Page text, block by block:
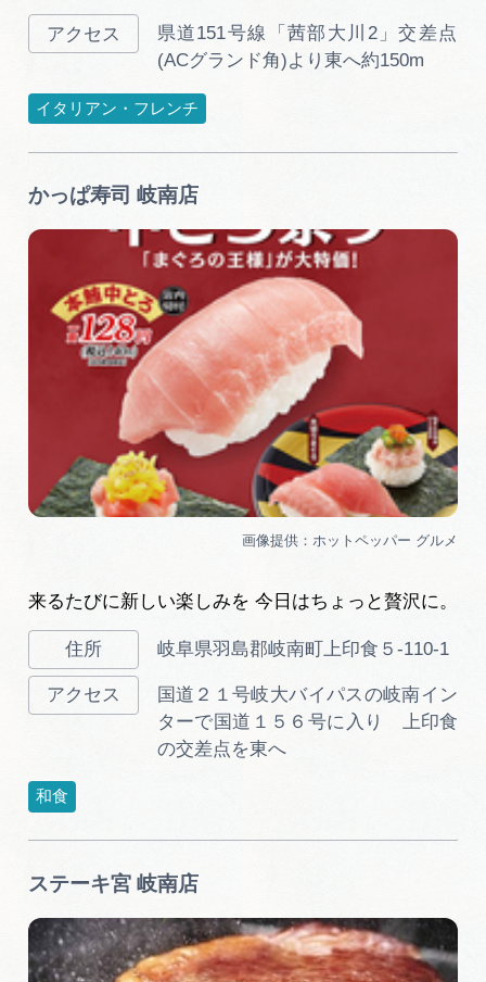
県道151号線「茜部大川2」交差点
(ACグランド角)より東へ約150m
イタリアン・フレンチ
かっぱ寿司 岐南店
来るたびに新しい楽しみを 今日はちょっと贅沢に。
岐阜県羽島郡岐南町上印食５-110-1
国道２１号岐大バイパスの岐南イン
ターで国道１５６号に入り 上印食
の交差点を東へ
和食
ステーキ宮 岐南店